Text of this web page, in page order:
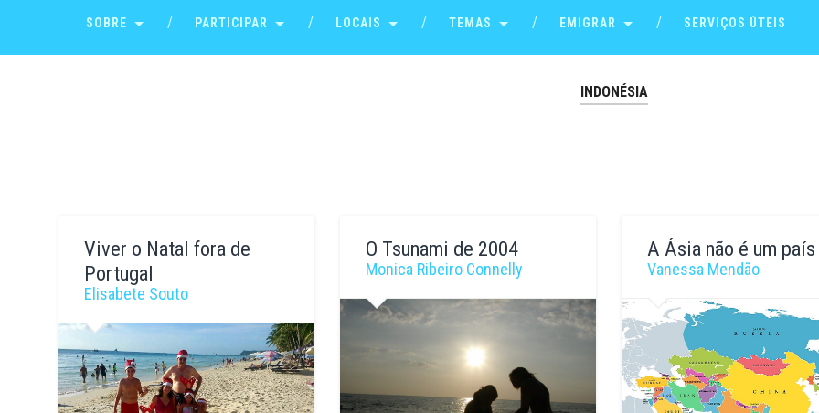
SOBRE PARTICIPAR LOCAIS TEMAS EMIGRAR SERVIÇOS ÚTEIS
INDONÉSIA
Viver o Natal fora de
Portugal
Elisabete Souto
O Tsunami de 2004
Monica Ribeiro Connelly
A Ásia não é um país
Vanessa Mendão